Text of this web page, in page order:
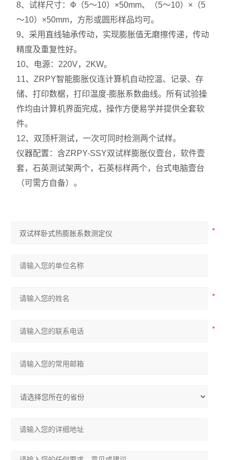
8、试样尺寸：Ф（5～10）×50mm、（5～10）×（5
～10）×50mm，方形或圆形样品均可。
9、采用直线轴承传动，实现膨胀值无磨擦传递，传动
精度及重复性好。
10、电源：220V，2KW。
11、ZRPY智能膨胀仪连计算机自动控温、记录、存
储、打印数椐，打印温度-膨胀系数曲线。所有试验操
作均由计算机界面完成，操作方便易学并提供全套软
件。
12、双顶杆测试，一次可同时检测两个试样。
仪器配置：含ZRPY-SSY双试样膨胀仪壹台，软件壹
套，石英测试架两个，石英标样两个，台式电脑壹台
（可需方自备）。